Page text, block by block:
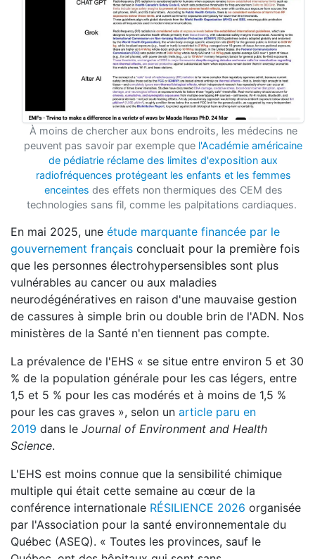
À moins de chercher aux bons endroits, les médecins ne
peuvent pas savoir par exemple que l'Académie américaine
de pédiatrie réclame des limites d'exposition aux
radiofréquences protégeant les enfants et les femmes
enceintes des effets non thermiques des CEM des
technologies sans fil, comme les palpitations cardiaques.
En mai 2025, une étude marquante financée par le
gouvernement français concluait pour la première fois
que les personnes électrohypersensibles sont plus
vulnérables au cancer ou aux maladies
neurodégénératives en raison d'une mauvaise gestion
de cassures à simple brin ou double brin de l'ADN. Nos
ministères de la Santé n'en tiennent pas compte.
La prévalence de l'EHS « se situe entre environ 5 et 30
% de la population générale pour les cas légers, entre
1,5 et 5 % pour les cas modérés et à moins de 1,5 %
pour les cas graves », selon un article paru en
2019 dans le Journal of Environment and Health
Science.
L'EHS est moins connue que la sensibilité chimique
multiple qui était cette semaine au cœur de la
conférence internationale RÉSILIENCE 2026 organisée
par l'Association pour la santé environnementale du
Québec (ASEQ). « Toutes les provinces, sauf le